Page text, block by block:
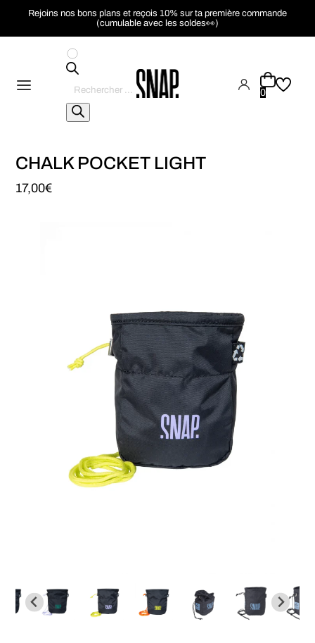
Rejoins nos bons plans et reçois 10% sur ta première commande
(cumulable avec les soldes👀)
de
produits
0
CHALK POCKET LIGHT
17,00€